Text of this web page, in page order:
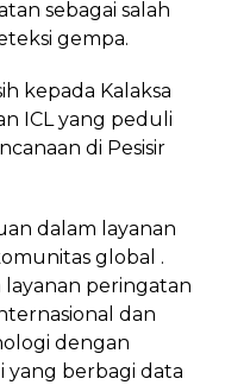
sebagai salah
gempa.
kepada Kalaksa
ICL yang peduli
di Pesisir
dalam layanan
global .
layanan peringatan
dan
dengan
berbagi data